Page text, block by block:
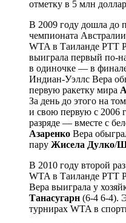
отметку в 5 млн
В 2009 году дошла до
чемпионата
WTA в Таиланде PTT
выиграла первый по-
в одиночке — в
Индиан-Уэллс Вера
первую ракетку мира
За день до этого на
и свою первую с 2006
разряде — вместе с
Азаренко Вера
пару Жисела Дулко/
В 2010 году второй
WTA в Таиланде PTT
Вера выиграла у
Танасугарн (6-4 6-4).
турнирах WTA в